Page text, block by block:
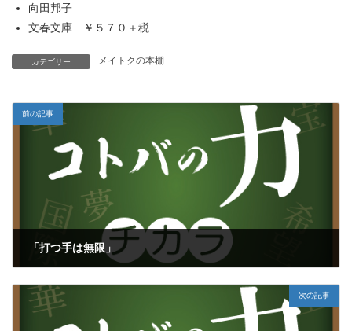
向田邦子
文春文庫 ￥５７０＋税
カテゴリー メイトクの本棚
前の記事
「打つ手は無限」
次の記事